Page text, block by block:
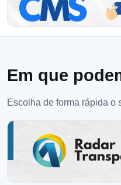
Em que
Escolha de forma rápida o